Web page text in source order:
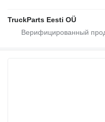
TruckParts Eesti OÜ